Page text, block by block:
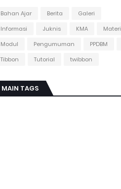
Bahan Ajar Berita
Galeri
Informasi
Juknis KMA
Materi
Modul
Pengumuman PPDBM
Tibbon
Tutorial twibbon
MAIN TAGS